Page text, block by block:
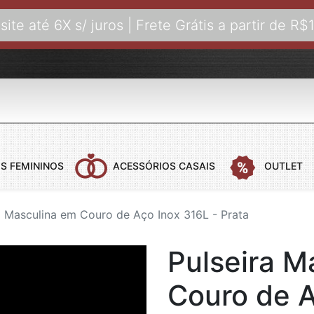
até 6X s/ juros | Frete Grátis a partir de
COLARES MASCULINOS
COLARES COM PINGENTE
COLARES BANHADOS A OURO
FEMININOS
COLARES FEMININOS
ANÉIS DE
ACESSÓRIOS CASAIS OUTLET
Masculina em Couro de Aço Inox 316L - Prata
Pulseira
Couro de